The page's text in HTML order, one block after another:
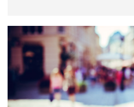
dolor sit amet, consectetur adip
tempor incid idunt ut labore et
enim ad minim veniam eiusmod
labore